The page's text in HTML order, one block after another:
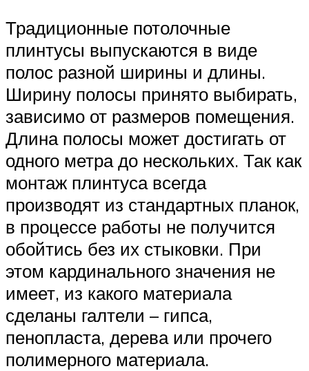
Традиционные потолочные
плинтусы выпускаются в виде
полос разной ширины и длины.
Ширину полосы принято выбирать,
зависимо от размеров помещения.
Длина полосы может достигать от
одного метра до нескольких. Так как
монтаж плинтуса всегда
производят из стандартных планок,
в процессе работы не получится
обойтись без их стыковки. При
этом кардинального значения не
имеет, из какого материала
сделаны галтели – гипса,
пенопласта, дерева или прочего
полимерного материала.